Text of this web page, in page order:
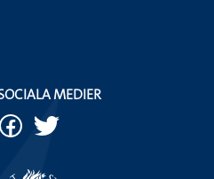
MEDIER